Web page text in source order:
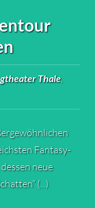
Thale,
Fantasy-
neue
(...)